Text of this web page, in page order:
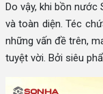
Do vậy, khi bồn
và toàn diện. Téc
những vấn đề trên,
tuyệt vời. Bởi siêu